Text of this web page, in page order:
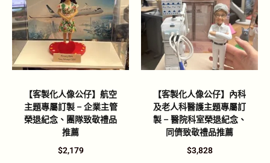
【客製化人像公仔】航空
主題專屬訂製 – 企業主管
榮退紀念、團隊致敬禮品
推薦
$2,179
【客製化人像公仔】內科
及老人科醫護主題專屬訂
製 – 醫院科室榮退紀念、
同儕致敬禮品推薦
$3,828